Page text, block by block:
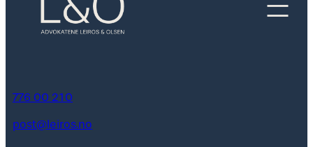
776 00 210
post@leiros.no